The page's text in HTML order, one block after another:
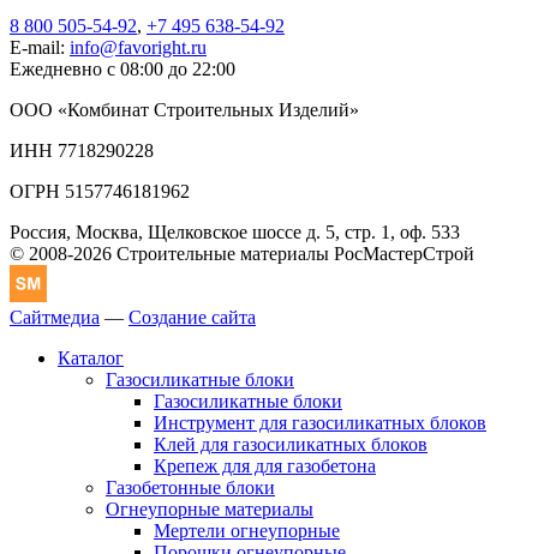
8 800 505-54-92, +7 495 638-54-92
E-mail: info@favoright.ru
Ежедневно с 08:00 до 22:00
ООО «Комбинат Строительных Изделий»
ИНН 7718290228
ОГРН 5157746181962
Россия, Москва, Щелковское шоссе д. 5, стр. 1, оф. 533
© 2008-2026 Строительные материалы РосМастерСтрой
Сайтмедиа — Создание сайта
Каталог
Газосиликатные блоки
Газосиликатные блоки
Инструмент для газосиликатных блоков
Клей для газосиликатных блоков
Крепеж для для газобетона
Газобетонные блоки
Огнеупорные материалы
Мертели огнеупорные